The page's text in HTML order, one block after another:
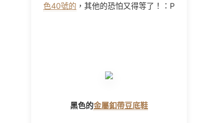
色40號的 ，其他的恐怕又得等了！：P
黑色的金屬釦帶豆底鞋